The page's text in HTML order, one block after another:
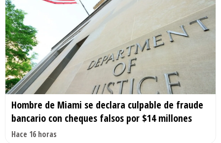
Hombre de Miami se declara culpable de fraude
bancario con cheques falsos por $14 millones
Hace 16 horas